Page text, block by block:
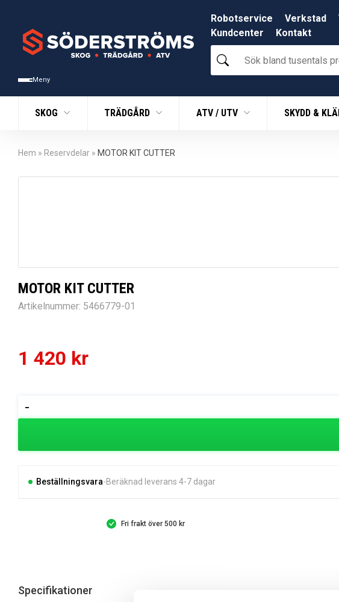
Meny
Robotservice Verkstad
Kundcenter
Kontakt
Sök
bland
produkter
SKOG TRÄDGÅRD ATV / UTV SKYDD &
Hem » Reservdelar » MOTOR KIT CUTTER
MOTOR KIT CUTTER
Artikelnummer: 5466779-01
1 420 kr
-
KIT
Beställningsvara Beräknad leverans 4-7 dagar
Fri frakt över 500 kr
Specifikationer